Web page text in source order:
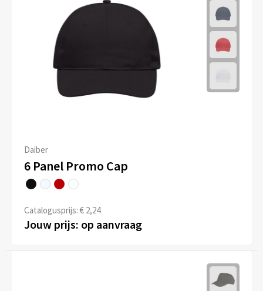
Daiber
6 Panel Promo Cap
Catalogusprijs: € 2,24
Jouw prijs: op aanvraag